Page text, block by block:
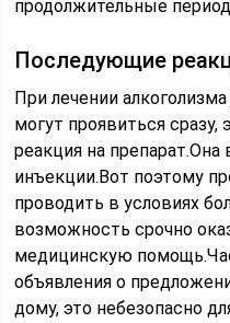
продолжительные
Последующие
При лечении
могут проявиться сразу,
реакция на препарат.Она
инъекции.Вот поэтому
проводить в условиях
возможность срочно
медицинскую
объявления о
дому, это небезопасно